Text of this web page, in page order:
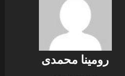
رومینا محمدی